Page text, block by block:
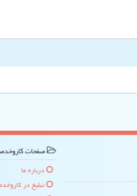
صفحات
درباره ما
تبلیغ در